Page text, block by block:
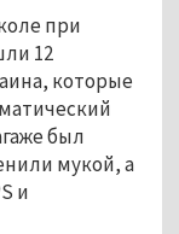
при
12
которые
был
мукой, а
и